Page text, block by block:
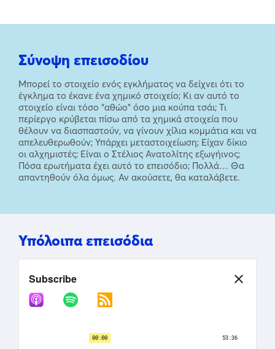
Σύνοψη επεισοδίου
Μπορεί το στοιχείο ενός εγκλήματος να δείχνει ότι το
έγκλημα το έκανε ένα χημικό στοιχείο; Κι αν αυτό το
στοιχείο είναι τόσο “αθώο” όσο μια κούπα τσάι; Τι
περίεργο κρύβεται πίσω από τα χημικά στοιχεία που
θέλουν να διασπαστούν, να γίνουν χίλια κομμάτια και να
απελευθερωθούν; Υπάρχει μεταστοιχείωση; Είχαν δίκιο
οι αλχημιστές; Είναι ο Στέλιος Ανατολίτης εξωγήινος;
Πόσα ερωτήματα έχει αυτό το επεισόδιο; Πολλά… Θα
απαντηθούν όλα όμως. Αν ακούσετε, θα καταλάβετε.
Υπόλοιπα επεισόδια